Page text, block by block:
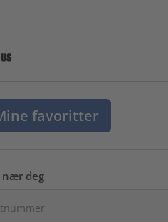
favoritter
nær deg